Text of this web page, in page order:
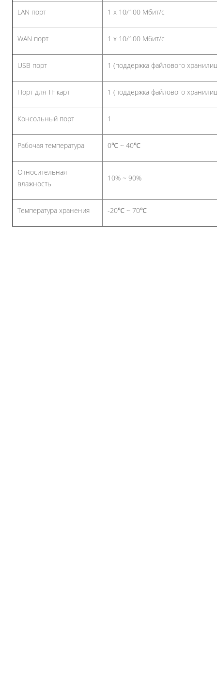
LAN порт 1 x 10/100 Мбит/с
WAN порт 1 x 10/100 Мбит/с
USB порт 1 (поддержка файлового
Порт для TF карт 1 (поддержка файлового
Консольный порт 1
Рабочая температура 0℃ ~ 40℃
Относительная
влажность
10% ~ 90%
Температура хранения -20℃ ~ 70℃